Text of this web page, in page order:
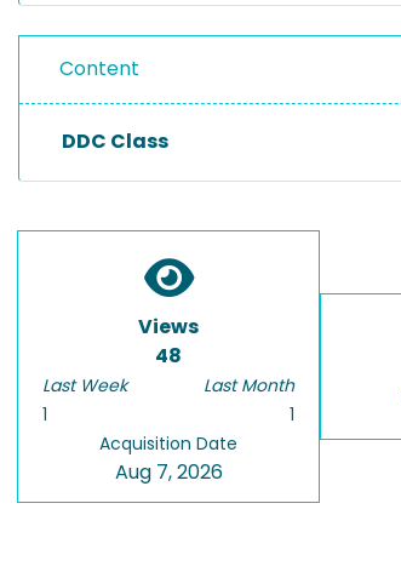
Content
DDC Class
Views
48
Last Week
1
Last Month
1
Acquisition Date
Aug 7, 2026